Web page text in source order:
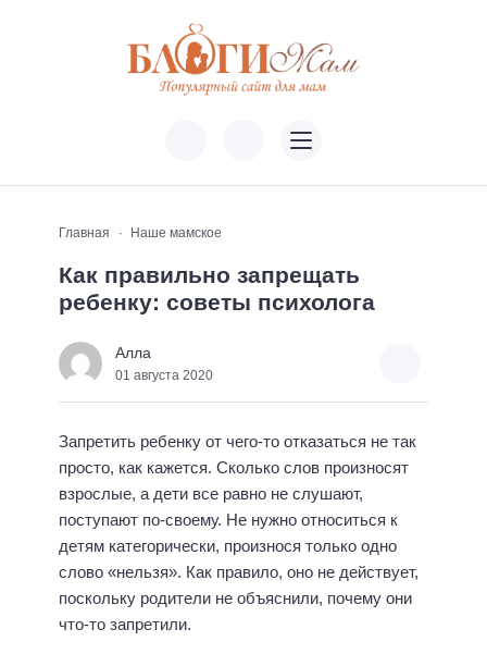
Главная Наше мамское
Как правильно запрещать
ребенку: советы психолога
Алла
01 августа 2020
Запретить ребенку от чего-то отказаться не так
просто, как кажется. Сколько слов произносят
взрослые, а дети все равно не слушают,
поступают по-своему. Не нужно относиться к
детям категорически, произнося только одно
слово «нельзя». Как правило, оно не действует,
поскольку родители не объяснили, почему они
что-то запретили.